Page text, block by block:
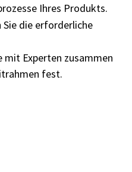
Ihres Produkts.
die erforderliche
mit Experten zusammen
fest.